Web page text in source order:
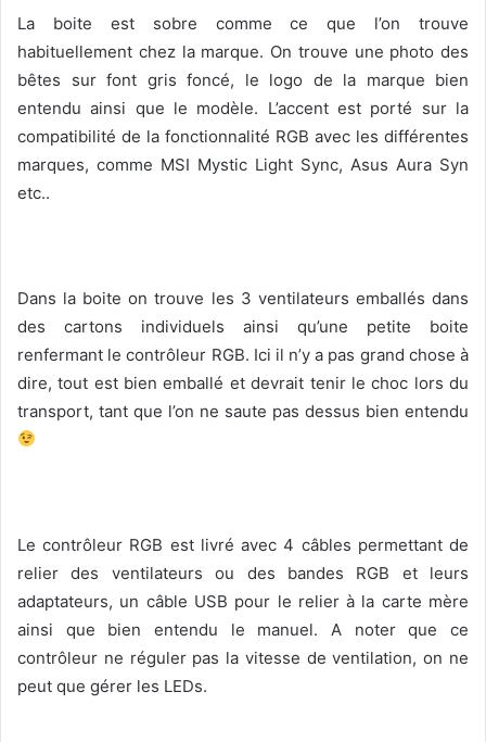
La boite est sobre comme ce que l’on trouve
habituellement chez la marque. On trouve une photo des
bêtes sur font gris foncé, le logo de la marque bien
entendu ainsi que le modèle. L’accent est porté sur la
compatibilité de la fonctionnalité RGB avec les différentes
marques, comme MSI Mystic Light Sync, Asus Aura Syn
etc..
Dans la boite on trouve les 3 ventilateurs emballés dans
des cartons individuels ainsi qu’une petite boite
renfermant le contrôleur RGB. Ici il n’y a pas grand chose à
dire, tout est bien emballé et devrait tenir le choc lors du
transport, tant que l’on ne saute pas dessus bien entendu
Le contrôleur RGB est livré avec 4 câbles permettant de
relier des ventilateurs ou des bandes RGB et leurs
adaptateurs, un câble USB pour le relier à la carte mère
ainsi que bien entendu le manuel. A noter que ce
contrôleur ne réguler pas la vitesse de ventilation, on ne
peut que gérer les LEDs.